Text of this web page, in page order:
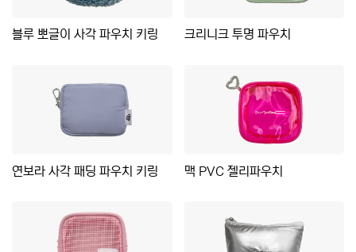
블루 뽀글이 사각 파우치 키링 크리니크 투명 파우치
연보라 사각 패딩 파우치 키링 맥 PVC 젤리파우치